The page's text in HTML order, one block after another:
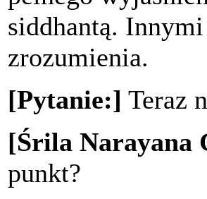
siddhantą.
zrozumienia.
[Pytanie:] Teraz
[Śrila Narayana
punkt?